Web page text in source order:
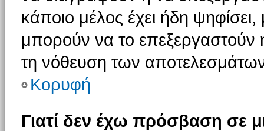
κάποιο μέλος έχει ήδη ψηφίσει,
μπορούν να το επεξεργαστούν
τη νόθευση των
Κορυφή
Γιατί δεν έχω πρόσβαση σε